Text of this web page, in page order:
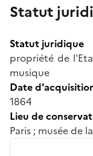
Statut
Statut juridique
propriété de
musique
Date
1864
Lieu de
Paris ; musée de